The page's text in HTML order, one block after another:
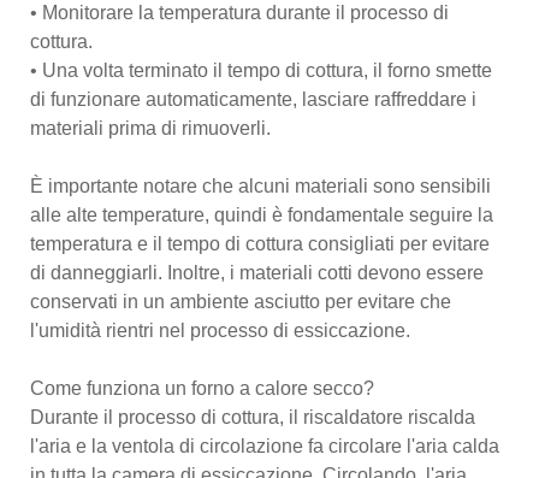
• Monitorare la temperatura durante il processo di
cottura.
• Una volta terminato il tempo di cottura, il forno smette
di funzionare automaticamente, lasciare raffreddare i
materiali prima di rimuoverli.
È importante notare che alcuni materiali sono sensibili
alle alte temperature, quindi è fondamentale seguire la
temperatura e il tempo di cottura consigliati per evitare
di danneggiarli. Inoltre, i materiali cotti devono essere
conservati in un ambiente asciutto per evitare che
l'umidità rientri nel processo di essiccazione.
Come funziona un forno a calore secco?
Durante il processo di cottura, il riscaldatore riscalda
l'aria e la ventola di circolazione fa circolare l'aria calda